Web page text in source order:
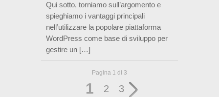
Qui sotto, torniamo sull’argomento e
spieghiamo i vantaggi principali
nell’utilizzare la popolare piattaforma
WordPress come base di sviluppo per
gestire un […]
Pagina 1 di 3
1 2 3